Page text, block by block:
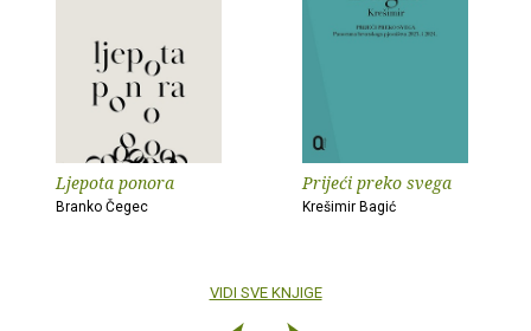
Ljepota ponora
Branko Čegec
Prijeći preko svega
Krešimir Bagić
VIDI SVE KNJIGE